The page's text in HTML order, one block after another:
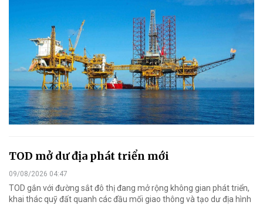
TOD mở dư địa phát triển mới
09/08/2026 04:47
TOD gắn với đường sắt đô thị đang mở rộng không gian phát triển,
khai thác quỹ đất quanh các đầu mối giao thông và tạo dư địa hình